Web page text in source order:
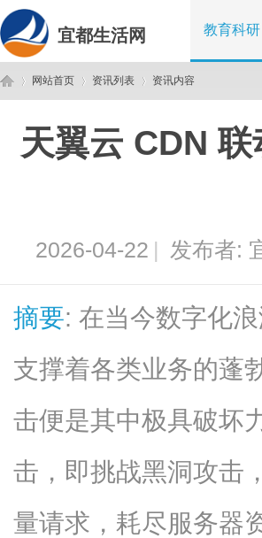
宜都生活网 教育科研
网站首页
›
资讯列表 资讯内容
天翼云 CDN
2026-04-22 | 发布者:
摘要: 在当今数字化
支撑着各类业务的蓬
击便是其中极具破坏
击，即挑战黑洞攻击
量请求，耗尽服务器